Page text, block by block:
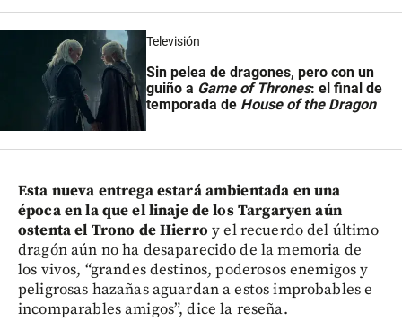
Televisión
Sin pelea de dragones, pero con un
guiño a Game of Thrones: el final de
temporada de House of the Dragon
Esta nueva entrega estará ambientada en una
época en la que el linaje de los Targaryen aún
ostenta el Trono de Hierro y el recuerdo del último
dragón aún no ha desaparecido de la memoria de
los vivos, “grandes destinos, poderosos enemigos y
peligrosas hazañas aguardan a estos improbables e
incomparables amigos”, dice la reseña.